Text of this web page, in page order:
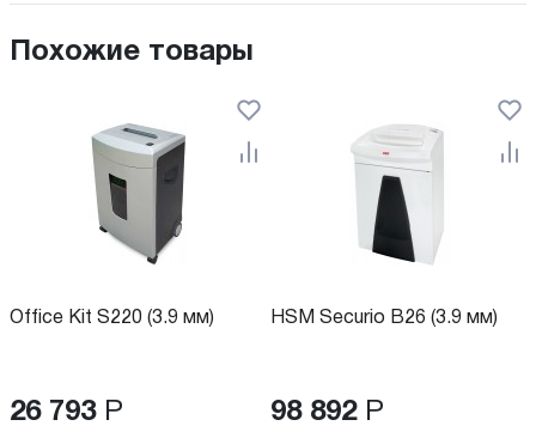
Похожие товары
Office Kit S220 (3.9 мм)
26 793 Р
HSM Securio B26 (3.9 мм)
98 892 Р